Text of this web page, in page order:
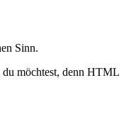
Sinn.
du möchtest, denn HTML